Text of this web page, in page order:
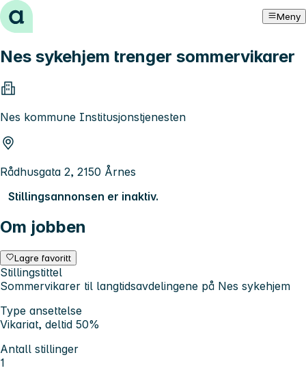
Hopp til innhold Meny
Nes sykehjem trenger sommervikarer
Nes kommune Institusjonstjenesten
Rådhusgata 2, 2150 Årnes
Stillingsannonsen er inaktiv.
Om jobben
Lagre favoritt
Stillingstittel
Sommervikarer til langtidsavdelingene på Nes sykehjem
Type ansettelse
Vikariat, deltid 50%
Antall stillinger
1